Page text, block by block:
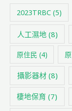
2023TRBC(5)
人工濕地(8)
原住民 (4)
攝影器材(8)
棲地保育 (7)